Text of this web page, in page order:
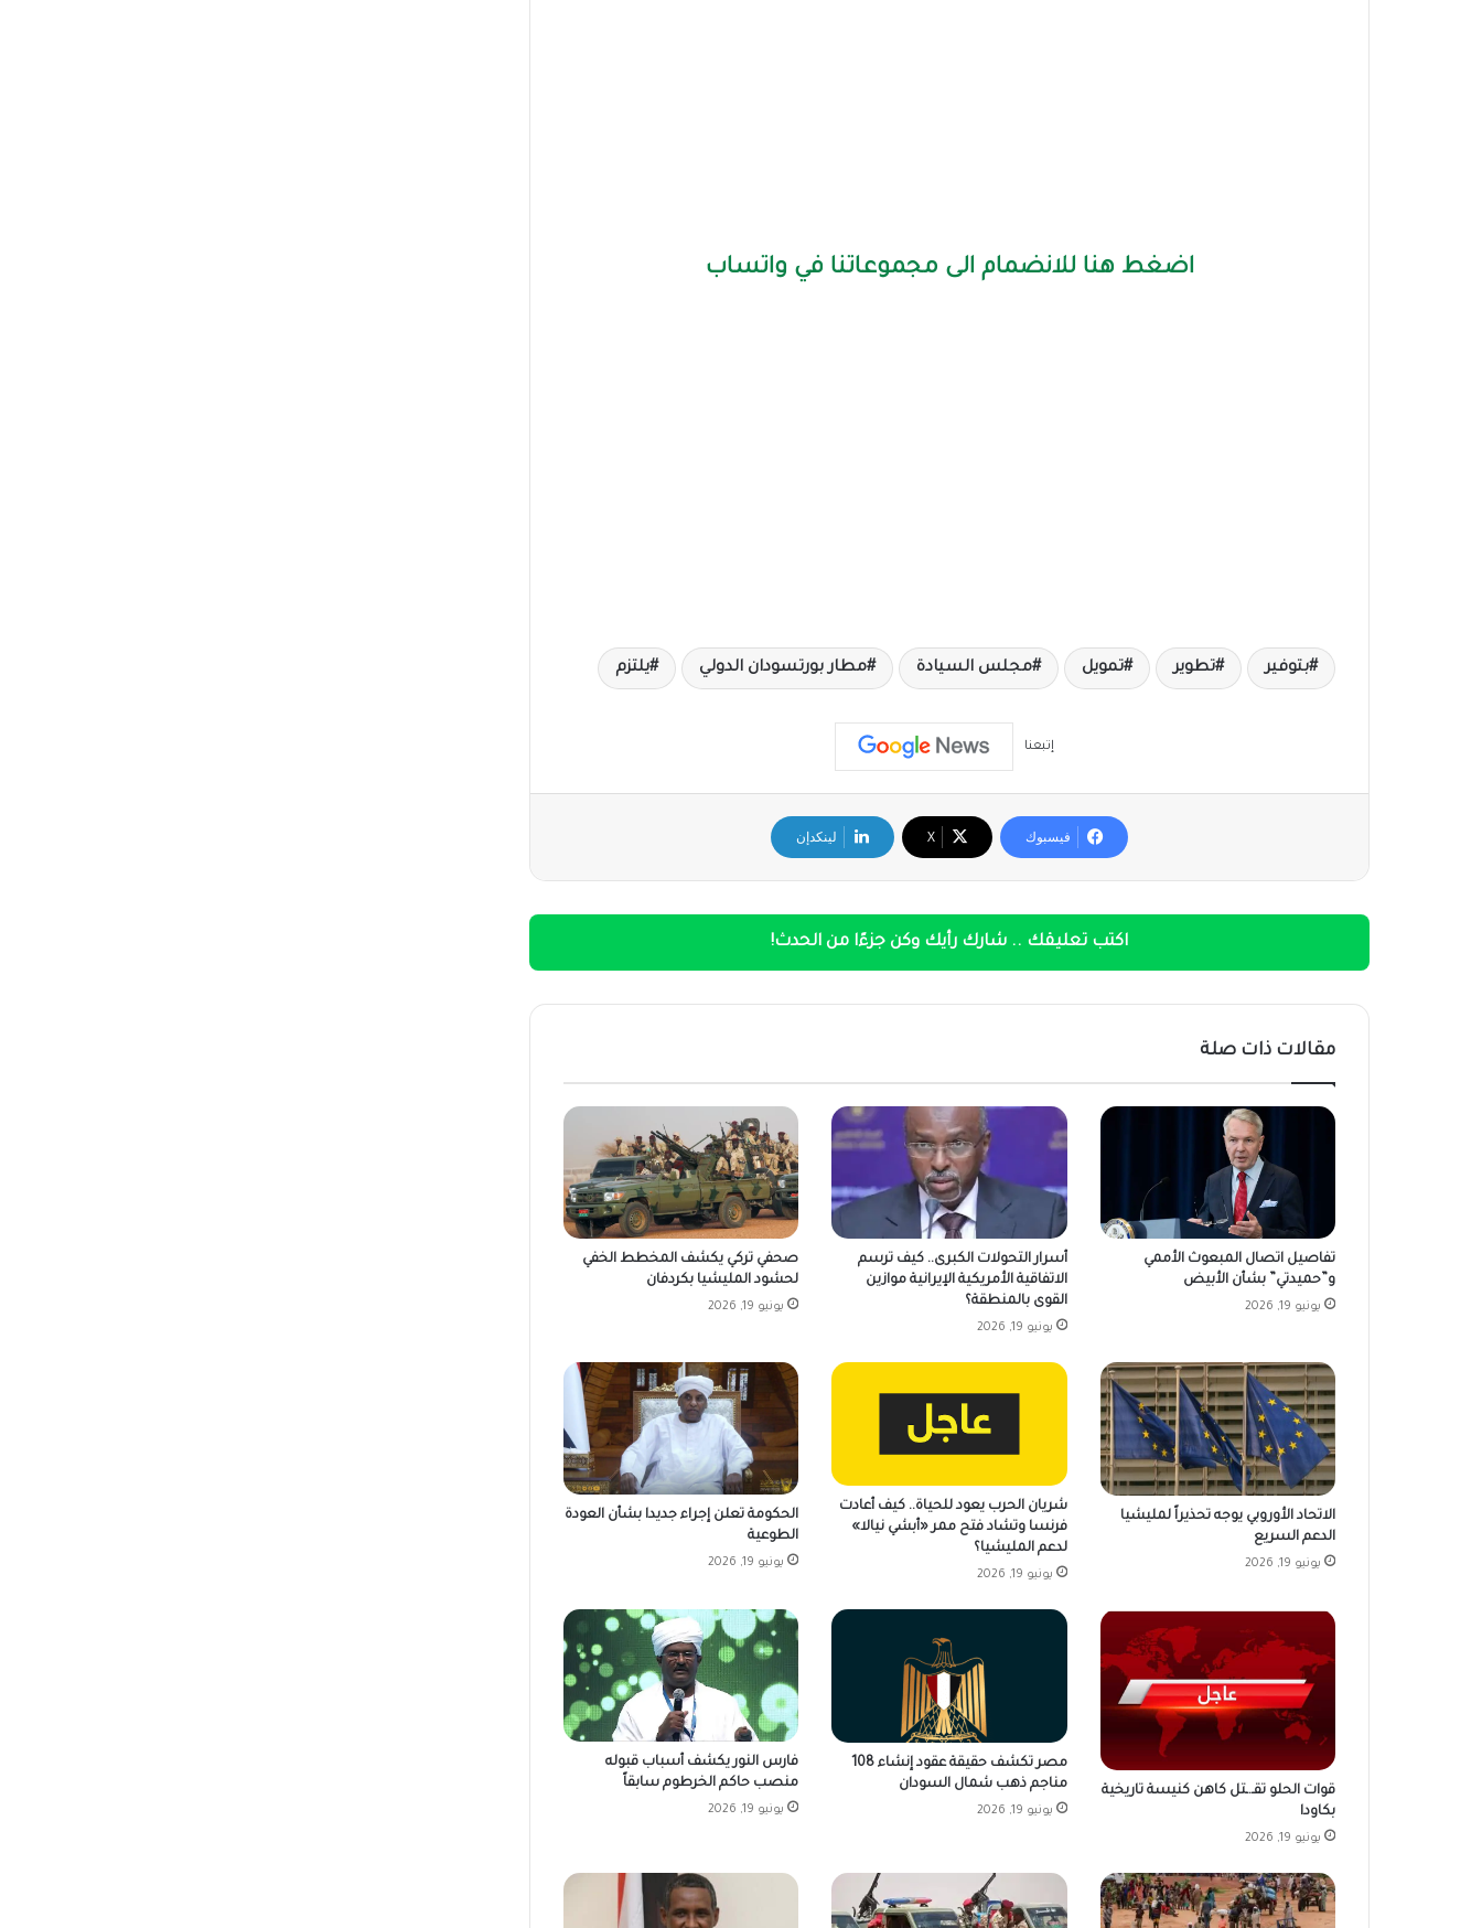
اضغط هنا للانضمام الى مجموعاتنا في واتساب
بتوفير تطوير تمويل مجلس السيادة مطار بورتسودان الدولي يلتزم
إتبعنا
فيسبوك ‫X لينكدإن
اكتب تعليقك .. شارك رأيك وكن جزءًا من الحدث!
مقالات ذات صلة
تفاصيل اتصال المبعوث الأممي
و”حميدتي” بشأن الأبيض
يونيو 19, 2026
أسرار التحولات الكبرى.. كيف ترسم
الاتفاقية الأمريكية الإيرانية موازين
القوى بالمنطقة؟
يونيو 19, 2026
صحفي تركي يكشف المخطط الخفي
لحشود المليشيا بكردفان
يونيو 19, 2026
الاتحاد الأوروبي يوجه تحذيراً لمليشيا
الدعم السريع
يونيو 19, 2026
شريان الحرب يعود للحياة.. كيف أعادت
فرنسا وتشاد فتح ممر «أبشي نيالا»
لدعم المليشيا؟
يونيو 19, 2026
الحكومة تعلن إجراء جديدا بشأن العودة
الطوعية
يونيو 19, 2026
قوات الحلو تقـ.ـتل كاهن كنيسة تاريخية
بكاودا
يونيو 19, 2026
مصر تكشف حقيقة عقود إنشاء 108
مناجم ذهب شمال السودان
يونيو 19, 2026
فارس النور يكشف أسباب قبوله
منصب حاكم الخرطوم سابقاً
يونيو 19, 2026